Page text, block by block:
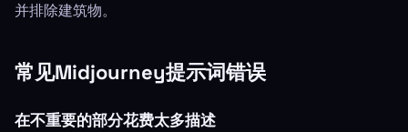
并排除建筑物。
常见Midjourney提示词错误
在不重要的部分花费太多描述